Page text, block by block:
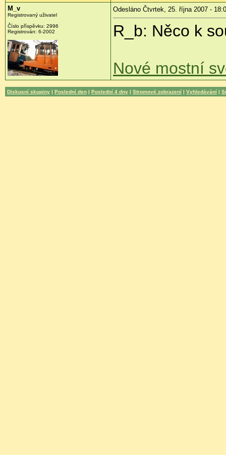
M_v
Registrovaný uživatel
Číslo příspěvku: 2996
Registrován: 6-2002
Odesláno Čtvrtek, 25. října 2007 -
R_b: Něco k
Nové mostní
Diskusní skupiny | Poslední den | Poslední 4 dny | Stromové zobrazení | Vyhledávání |